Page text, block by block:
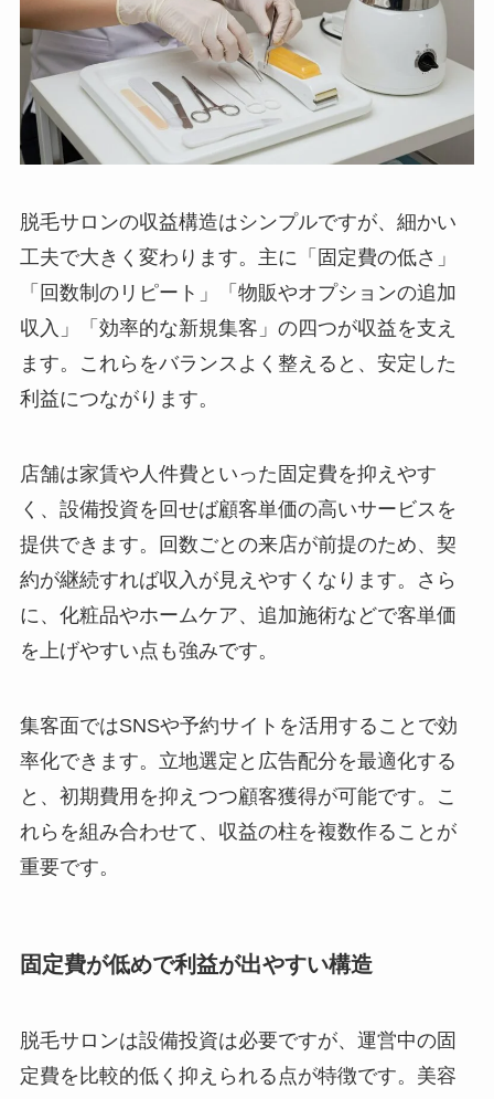
脱毛サロンの収益構造はシンプルですが、細かい
工夫で大きく変わります。主に「固定費の低さ」
「回数制のリピート」「物販やオプションの追加
収入」「効率的な新規集客」の四つが収益を支え
ます。これらをバランスよく整えると、安定した
利益につながります。
店舗は家賃や人件費といった固定費を抑えやす
く、設備投資を回せば顧客単価の高いサービスを
提供できます。回数ごとの来店が前提のため、契
約が継続すれば収入が見えやすくなります。さら
に、化粧品やホームケア、追加施術などで客単価
を上げやすい点も強みです。
集客面ではSNSや予約サイトを活用することで効
率化できます。立地選定と広告配分を最適化する
と、初期費用を抑えつつ顧客獲得が可能です。こ
れらを組み合わせて、収益の柱を複数作ることが
重要です。
固定費が低めで利益が出やすい構造
脱毛サロンは設備投資は必要ですが、運営中の固
定費を比較的低く抑えられる点が特徴です。美容